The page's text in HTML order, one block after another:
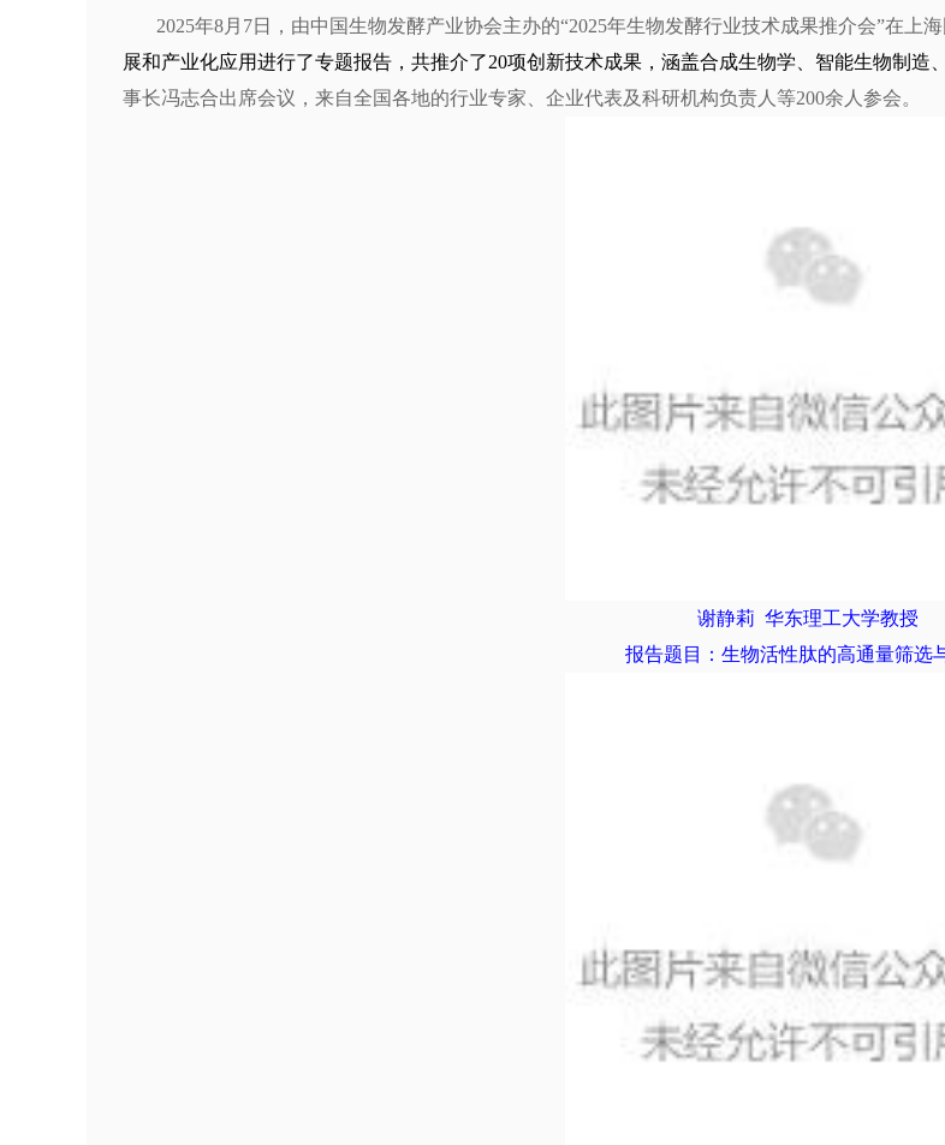
2025年8月7日，由中国生物发酵产业协会主办的“2025年生物发酵行业技术成果推介会”在上海
展和产业化应用进行了专题报告，共推介了20项创新技术成果，涵盖合成生物学、智能生物制造
事长冯志合出席会议，来自全国各地的行业专家、企业代表及科研机构负责人等200余人参会。
谢静莉 华东理工大学教授
报告题目：生物活性肽的高通量筛选